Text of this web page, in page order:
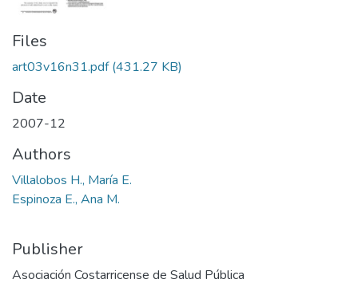
Files
art03v16n31.pdf(431.27 KB)
Date
2007-12
Authors
Villalobos H., María E.
Espinoza E., Ana M.
Publisher
Asociación Costarricense de Salud Pública